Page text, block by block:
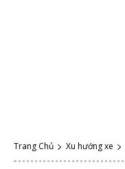
Trang Chủ Xu hướng xe